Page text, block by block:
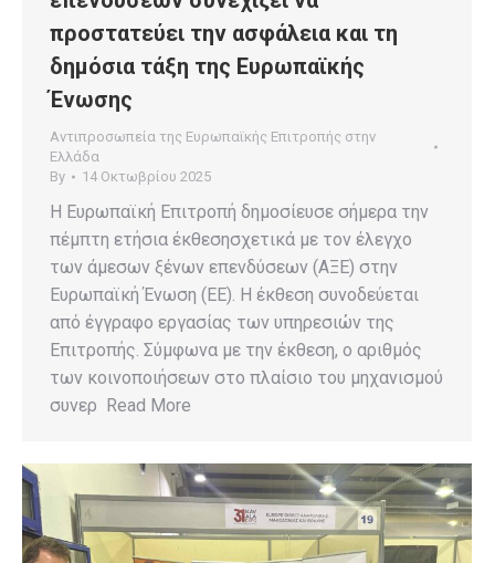
προστατεύει την ασφάλεια και τη
δημόσια τάξη της Ευρωπαϊκής
Ένωσης
Αντιπροσωπεία της Ευρωπαϊκής Επιτροπής στην
Ελλάδα
By
14 Οκτωβρίου 2025
Η Ευρωπαϊκή Επιτροπή δημοσίευσε σήμερα την
πέμπτη ετήσια έκθεσησχετικά με τον έλεγχο
των άμεσων ξένων επενδύσεων (ΑΞΕ) στην
Ευρωπαϊκή Ένωση (ΕΕ). Η έκθεση συνοδεύεται
από έγγραφο εργασίας των υπηρεσιών της
Επιτροπής. Σύμφωνα με την έκθεση, ο αριθμός
των κοινοποιήσεων στο πλαίσιο του μηχανισμού
συνερ Read More